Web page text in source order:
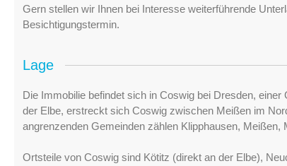
Gern stellen wir Ihnen bei Interesse weiterführende
Besichtigungstermin.
Lage
Die Immobilie befindet sich in Coswig bei Dresden,
der Elbe, erstreckt sich Coswig zwischen Meißen im
angrenzenden Gemeinden zählen Klipphausen, Meißen,
Ortsteile von Coswig sind Kötitz (direkt an der Elbe),